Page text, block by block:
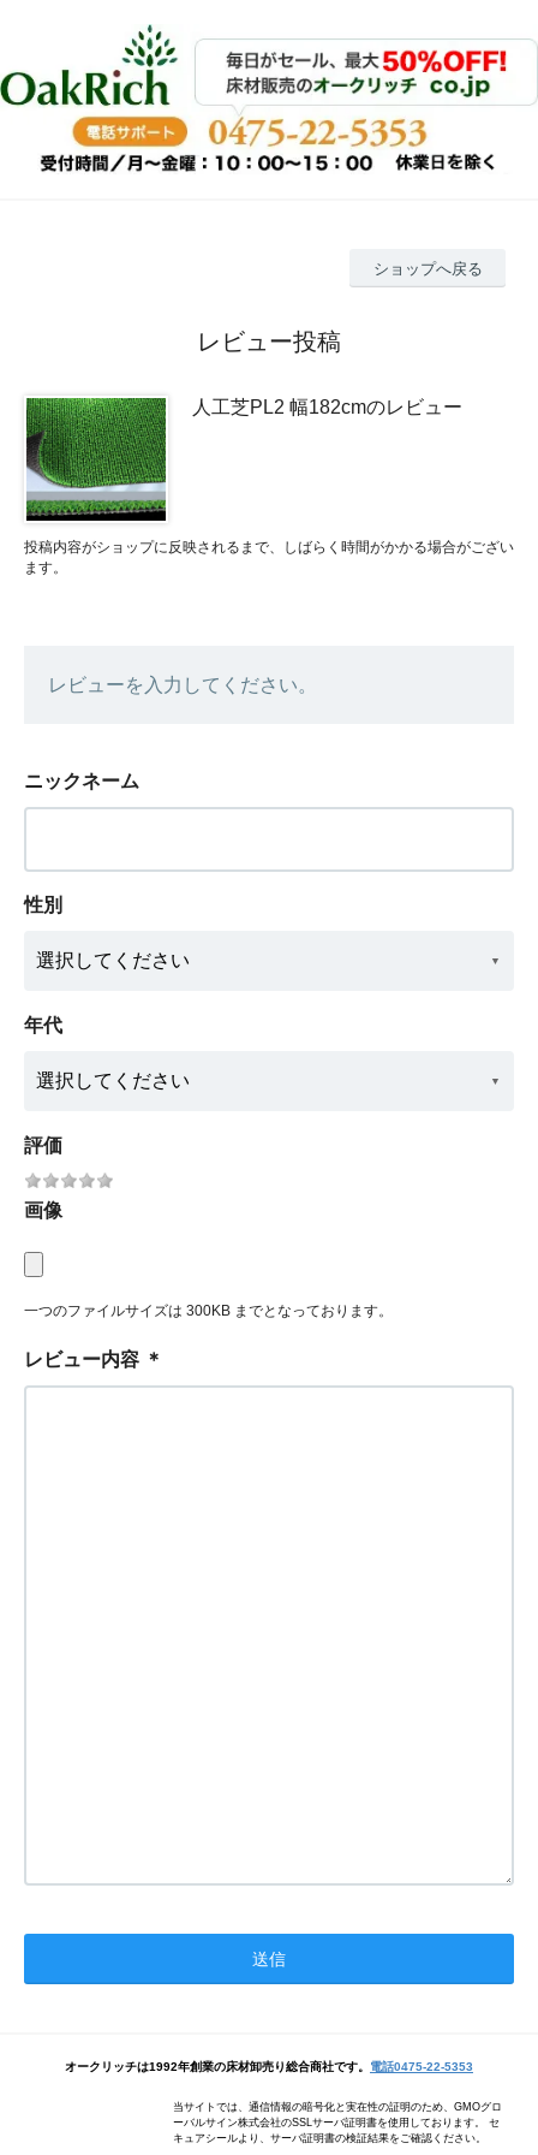
ショップへ戻る
レビュー投稿
人工芝PL2 幅182cmのレビュー
投稿内容がショップに反映されるまで、しばらく時間がかかる場合がござい
ます。
レビューを入力してください。
ニックネーム
性別
年代
評価
画像
一つのファイルサイズは 300KB までとなっております。
レビュー内容 ＊
オークリッチは1992年創業の床材卸売り総合商社です。 電話0475-22-5353
当サイトでは、通信情報の暗号化と実在性の証明のため、GMOグロ
ーバルサイン株式会社のSSLサーバ証明書を使用しております。 セ
キュアシールより、サーバ証明書の検証結果をご確認ください。